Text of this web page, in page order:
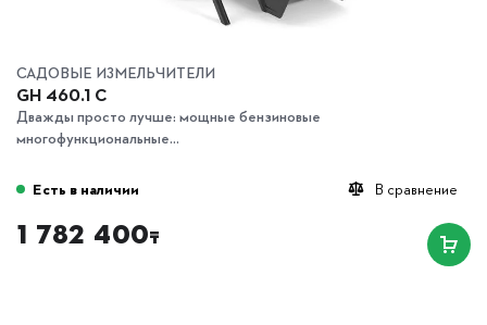
САДОВЫЕ ИЗМЕЛЬЧИТЕЛИ
GH 460.1 C
Дважды просто лучше: мощные бензиновые
многофункциональные...
В сравнение
Есть в наличии
1 782 400₸